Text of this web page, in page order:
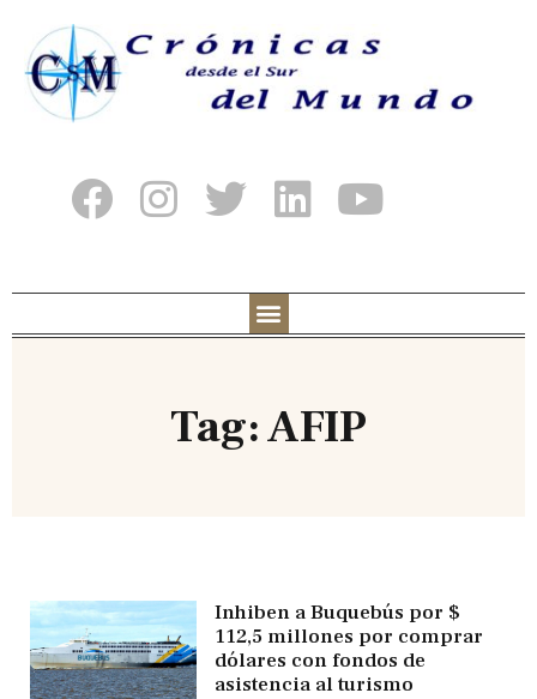
Tag: AFIP
Inhiben a Buquebús por $
112,5 millones por comprar
dólares con fondos de
asistencia al turismo